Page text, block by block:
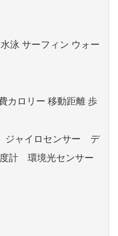
泳 サーフィン ウォー
カロリー 移動距離 歩
ジャイロセンサー デ
計 環境光センサー